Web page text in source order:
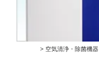
> 空気清浄・除菌機器